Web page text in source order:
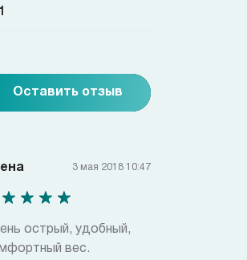
Оставить отзыв
3 мая 2018 10:47
острый, удобный,
вес.